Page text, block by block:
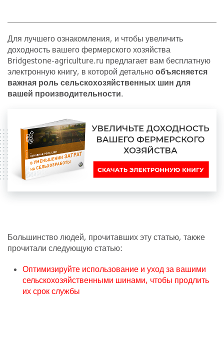
Для лучшего ознакомления, и чтобы увеличить
доходность вашего фермерского хозяйства
Bridgestone-agriculture.ru предлагает вам бесплатную
электронную книгу, в которой детально объясняется
важная роль сельскохозяйственных шин для
вашей производительности.
Большинство людей, прочитавших эту статью, также
прочитали следующую статью:
Оптимизируйте использование и уход за вашими
сельскохозяйственными шинами, чтобы продлить
их срок службы